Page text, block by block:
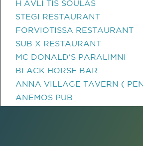
H AVLI TIS SOULAS
STEGI RESTAURANT
FORVIOTISSA RESTAURANT
SUB X RESTAURANT
MC DONALD'S PARALIMNI
BLACK HORSE BAR
ANNA VILLAGE TAVERN (
ANEMOS PUB